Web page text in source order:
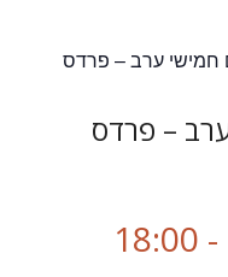
חמישי ערב – פרדס
– פרדס
-
18:00